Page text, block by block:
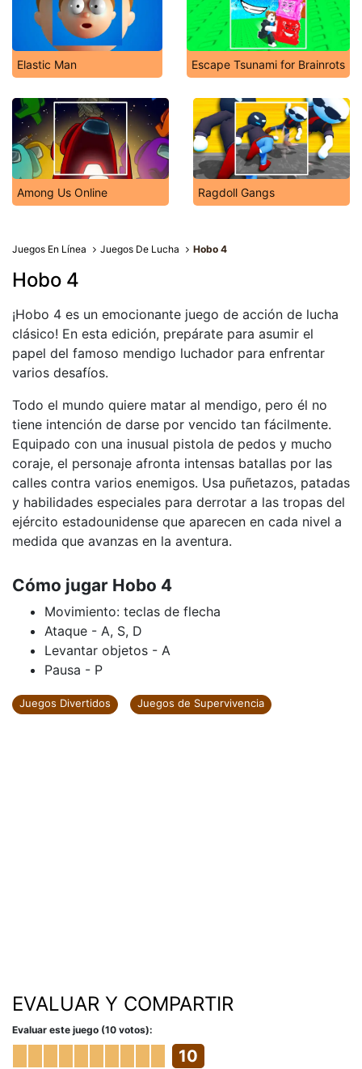
Elastic Man Escape Tsunami for Brainrots
Among Us Online Ragdoll Gangs
Juegos En Línea Juegos De Lucha Hobo 4
Hobo 4
¡Hobo 4 es un emocionante juego de acción de lucha
clásico! En esta edición, prepárate para asumir el
papel del famoso mendigo luchador para enfrentar
varios desafíos.
Todo el mundo quiere matar al mendigo, pero él no
tiene intención de darse por vencido tan fácilmente.
Equipado con una inusual pistola de pedos y mucho
coraje, el personaje afronta intensas batallas por las
calles contra varios enemigos. Usa puñetazos, patadas
y habilidades especiales para derrotar a las tropas del
ejército estadounidense que aparecen en cada nivel a
medida que avanzas en la aventura.
Cómo jugar Hobo 4
Movimiento: teclas de flecha
Ataque - A, S, D
Levantar objetos - A
Pausa - P
Juegos Divertidos Juegos de Supervivencia
EVALUAR Y COMPARTIR
Evaluar este juego (10 votos):
10